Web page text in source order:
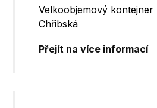
Velkoobjemový
Chřibská
Přejít na více informací